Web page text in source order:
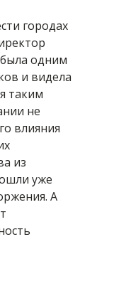
городах
одним
и видела
таким
не
влияния
из
уже
А